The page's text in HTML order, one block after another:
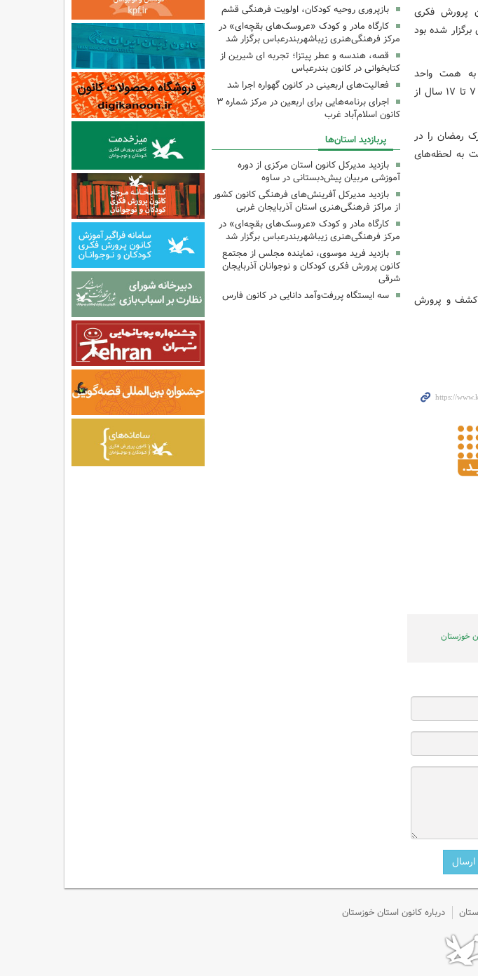
پرورش فکری
شده بود
به همت واحد
آفرینش‌های ادبی کانون پرورش فکری کودکان و نوجوانان برگزار شد و با استقبال گسترده اعضای ۷ تا ۱۷ سال از
رمضان را در
به لحظه‌های
کشف و پرورش
خوزستان
بازپروری روحیه کودکان، اولویت فرهنگی قشم
کارگاه مادر و کودک «عروسک‌های بقچه‌ای» در
مرکز فرهنگی‌هنری زیباشهربندرعباس برگزار شد
قصه، هندسه و عطر پیتزا؛ تجربه ای شیرین از
کتابخوانی در کانون بندرعباس
فعالیت‌های اربعینی در کانون گهواره اجرا شد
اجرای برنامه‌هایی برای اربعین در مرکز شماره ۳
کانون اسلام‌آباد غرب
پربازدید استان‌ها
بازدید مدیرکل کانون استان مرکزی از دوره
آموزشی مربیان پیش‌دبستانی در ساوه
بازدید مدیرکل آفرینش‌های فرهنگی کانون کشور
از مراکز فرهنگی‌هنری استان آذربایجان غربی
کارگاه مادر و کودک «عروسک‌های بقچه‌ای» در
مرکز فرهنگی‌هنری زیباشهربندرعباس برگزار شد
بازدید فرید موسوی، نماینده مجلس از مجتمع
کانون پرورش فکری کودکان و نوجوانان آذربایجان
شرقی
سه ایستگاه پررفت‌وآمد دانایی در کانون فارس
درباره کانون استان خوزستان